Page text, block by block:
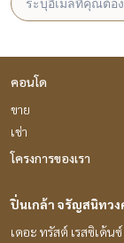
คอนโด
ขาย
เช่า
โครงการของเรา
ปิ่นเกล้า จรัญสนิทว
เดอะ ทรัสต์ เรสซิเด้น